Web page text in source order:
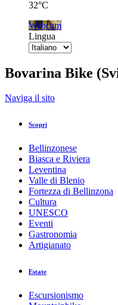
32°C
Webcam
Lingua
Bovarina Bike
Indietro
TopPercorso consigliato
Bovarina Bike
Responsabile del contenuto
Bellinzona e Valli Turismo
Bovarina Bike
Foto: Redesign,
Naviga il sito
Scopri
Bellinzonese
Biasca e Riviera
Leventina
Valle di Blenio
Fortezza di Bellinzona
Cultura
UNESCO
Eventi
Gastronomia
Artigianato
Estate
Escursionismo